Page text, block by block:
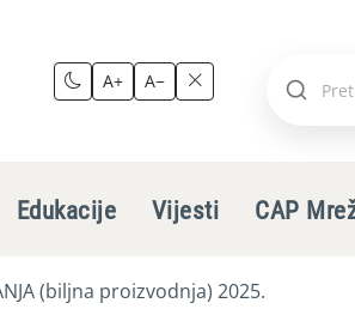
A+ A−
Pretraži
Edukacije Vijesti CAP
(biljna proizvodnja) 2025.